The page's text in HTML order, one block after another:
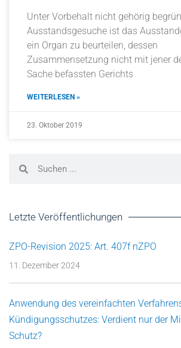
Unter Vorbehalt nicht gehörig
Ausstandsgesuche ist das
ein Organ zu beurteilen, dessen
Zusammensetzung nicht mit jener
Sache befassten Gerichts
WEITERLESEN »
23. Oktober 2019
Letzte Veröffentlichungen
ZPO-Revision 2025: Art. 407f nZPO
11. Dezember 2024
Anwendung des vereinfachten
Kündigungsschutzes: Verdient nur der
Schutz?